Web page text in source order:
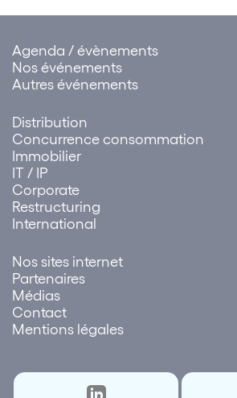
Agenda / évènements
Nos événements
Autres événements
Distribution
Concurrence consommation
Immobilier
IT / IP
Corporate
Restructuring
International
Nos sites internet
Partenaires
Médias
Contact
Mentions légales